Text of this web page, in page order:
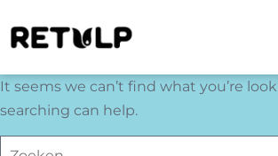
It seems we can’t find what you’re
searching can help.
Zoeken